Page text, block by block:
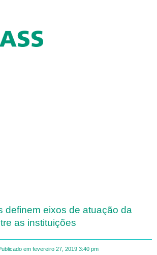
definem eixos de atuação da
as instituições
em fevereiro 27, 2019 3:40 pm